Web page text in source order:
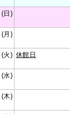
(日)
(月)
(火) 休館日
(水)
(木)